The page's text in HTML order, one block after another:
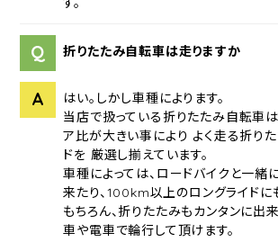
Q 折りたたみ自転車は走りますか
A
はい。しかし車種によります。
当店で扱っている折りたたみ自転車
ア比が大きい事により よく走る折り
ドを 厳選し揃えています。
車種によっては、ロードバイクと一緒
来たり、100km以上のロングライドに
もちろん、折りたたみもカンタンに出
車や電車で輪行して頂けます。